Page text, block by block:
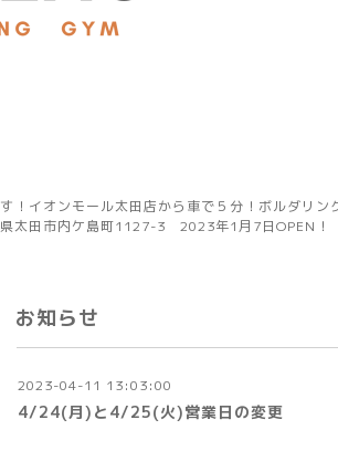
！イオンモール太田店から車で５分！ボルダリ
太田市内ケ島町1127-3 2023年1月7日OPEN！
お知らせ
2023-04-11 13:03:00
4/24(月)と4/25(火)営業日の変更